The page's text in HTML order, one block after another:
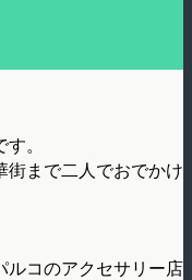
。
街まで二人でおでかけ
ルコのアクセサリー店